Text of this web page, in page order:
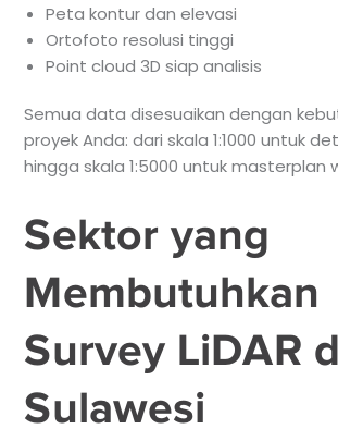
Peta kontur dan elevasi
Ortofoto resolusi tinggi
Point cloud 3D siap analisis
Semua data disesuaikan dengan
proyek Anda: dari skala 1:1000 untuk
hingga skala 1:5000 untuk masterplan
Sektor yang
Membutuhkan
Survey LiDAR
Sulawesi